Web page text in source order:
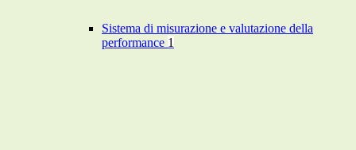
Sistema di misurazione e valutazione della
performance 1